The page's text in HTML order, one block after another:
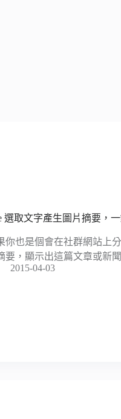
選取文字產生圖片摘要，
你也是個會在社群網站上
要，顯示出這篇文章或新
2015-04-03